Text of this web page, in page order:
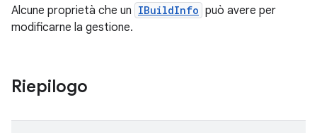
Alcune proprietà che un IBuildInfo può avere per
modificarne la gestione.
Riepilogo